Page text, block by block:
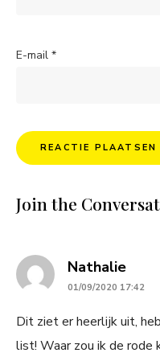
E-mail *
Join the
Nathaliesays:
01/09/2020 17:42
Dit ziet er heerlijk uit,
list! Waar zou ik de rode